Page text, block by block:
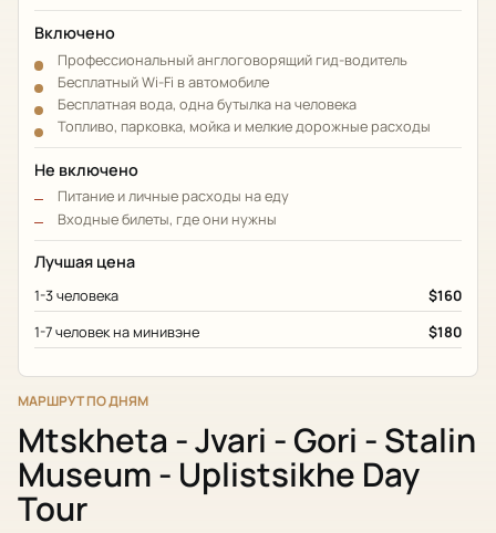
Включено
Профессиональный англоговорящий гид-водитель
Бесплатный Wi-Fi в автомобиле
Бесплатная вода, одна бутылка на человека
Топливо, парковка, мойка и мелкие дорожные расходы
Не включено
Питание и личные расходы на еду
Входные билеты, где они нужны
Лучшая цена
1-3 человека
$160
1-7 человек на минивэне
$180
МАРШРУТ ПО ДНЯМ
Mtskheta - Jvari - Gori - Stalin
Museum - Uplistsikhe Day
Tour